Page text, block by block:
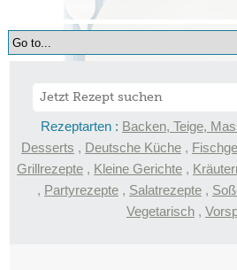
Rezeptarten : Backen, Teige,
Desserts , Deutsche Küche ,
Grillrezepte , Kleine Gerichte ,
, Partyrezepte , Salatrezepte ,
Vegetarisch ,